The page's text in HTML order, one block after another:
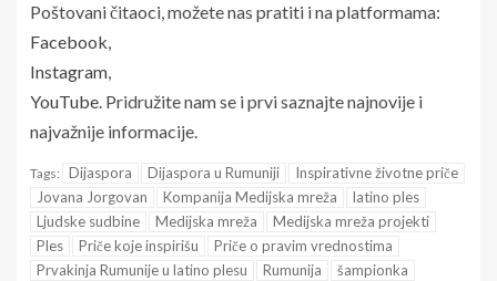
Poštovani čitaoci, možete nas pratiti i na platformama:
Facebook,
Instagram,
YouTube. Pridružite nam se i prvi saznajte najnovije i
najvažnije informacije.
Tags: Dijaspora Dijaspora u Rumuniji
Inspirativne životne priče
Jovana Jorgovan
Kompanija Medijska mreža
latino ples
Ljudske sudbine
Medijska mreža
Medijska mreža projekti
Ples
Priče koje inspirišu
Priče o pravim vrednostima
Prvakinja Rumunije u latino plesu
Rumunija
šampionka